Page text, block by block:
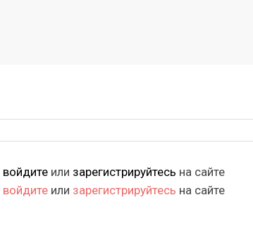
войдите или зарегистрируйтесь на сайте
войдите или зарегистрируйтесь на сайте